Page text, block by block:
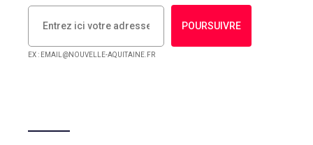
POURSUIVRE
EX : EMAIL@NOUVELLE-AQUITAINE.FR